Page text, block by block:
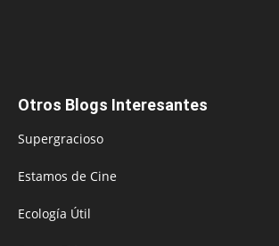
Otros Blogs Interesantes
Supergracioso
Estamos de Cine
Ecología Útil